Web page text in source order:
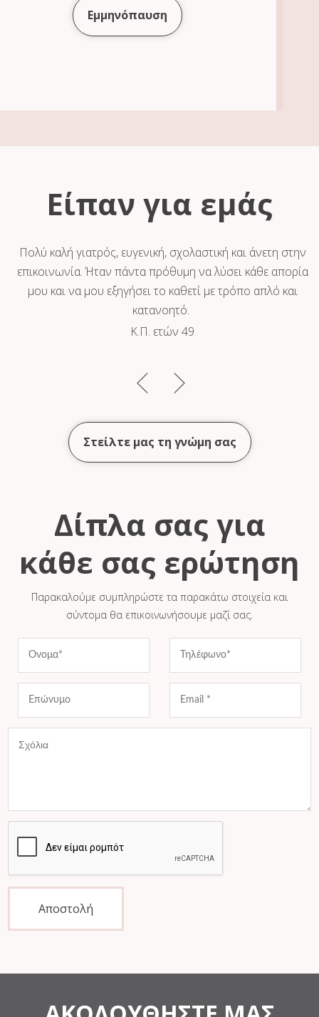
Εμμηνόπαυση
Είπαν για εμάς
Πολύ καλή γιατρός, ευγενική, σχολαστική και άνετη στην
επικοινωνία. Ήταν πάντα πρόθυμη να λύσει κάθε απορία
μου και να μου εξηγήσει το καθετί με τρόπο απλό και
κατανοητό.
Κ.Π. ετών 49
Στείλτε μας τη γνώμη σας
Δίπλα σας για
κάθε σας ερώτηση
Παρακαλούμε συμπληρώστε τα παρακάτω στοιχεία και
σύντομα θα επικοινωνήσουμε μαζί σας.
Αποστολή